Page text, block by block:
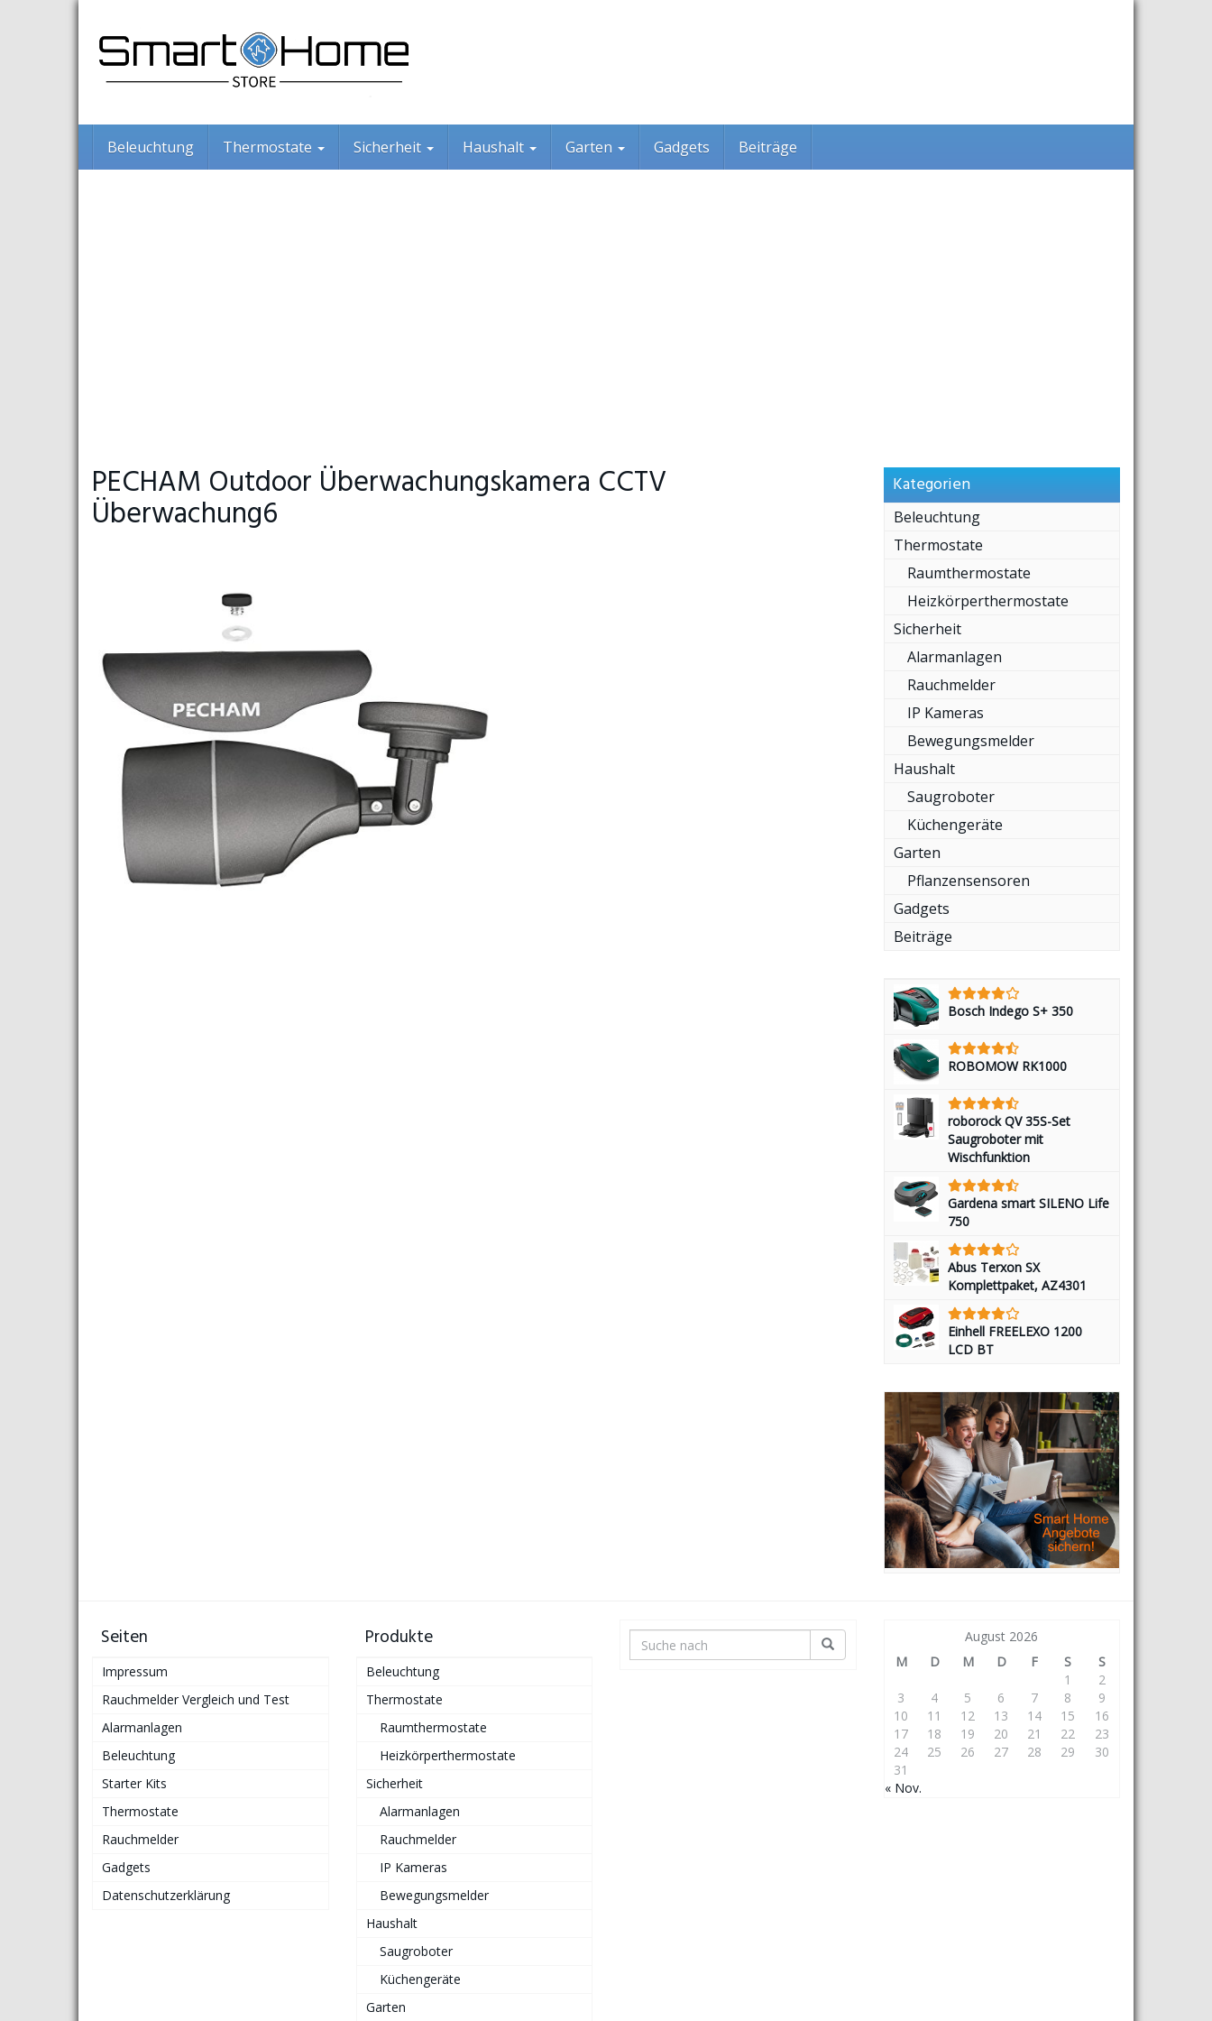
Beleuchtung Thermostate Sicherheit Haushalt Garten Gadgets Beiträge
PECHAM Outdoor Überwachungskamera CCTV
Überwachung6
Kategorien
Beleuchtung
Thermostate
Raumthermostate
Heizkörperthermostate
Sicherheit
Alarmanlagen
Rauchmelder
IP Kameras
Bewegungsmelder
Haushalt
Saugroboter
Küchengeräte
Garten
Pflanzensensoren
Gadgets
Beiträge
Bosch Indego S+ 350
ROBOMOW RK1000
roborock QV 35S-Set
Saugroboter mit
Wischfunktion
Gardena smart SILENO Life
750
Abus Terxon SX
Komplettpaket, AZ4301
Einhell FREELEXO 1200
LCD BT
Seiten
Impressum
Rauchmelder Vergleich und Test
Alarmanlagen
Beleuchtung
Starter Kits
Thermostate
Rauchmelder
Gadgets
Datenschutzerklärung
Produkte
Beleuchtung
Thermostate
Raumthermostate
Heizkörperthermostate
Sicherheit
Alarmanlagen
Rauchmelder
IP Kameras
Bewegungsmelder
Haushalt
Saugroboter
Küchengeräte
Garten
August 2026
M
D M D F S
S
1
2
3
4 5 6 7 8
9
10
11 12 13 14 15
16
17
18 19 20 21 22
23
24
25 26 27 28 29
30
31
« Nov.